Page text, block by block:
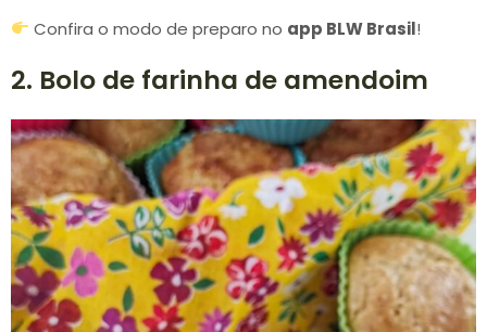
Confira o modo de preparo no app BLW Brasil!
2. Bolo de farinha de amendoim